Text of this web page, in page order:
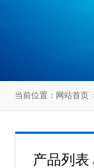
当前位置： 网站首页
产品列表